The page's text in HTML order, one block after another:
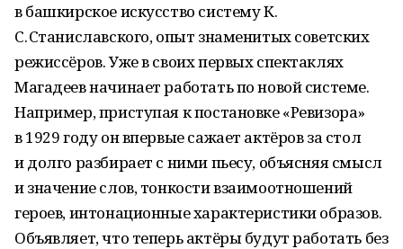
в башкирское искусство систему К.
С. Станиславского, опыт знаменитых советских
режиссёров. Уже в своих первых спектаклях
Магадеев начинает работать по новой системе.
Например, приступая к постановке «Ревизора»
в 1929 году он впервые сажает актёров за стол
и долго разбирает с ними пьесу, объясняя смысл
и значение слов, тонкости взаимоотношений
героев, интонационные характеристики образов.
Объявляет, что теперь актёры будут работать без